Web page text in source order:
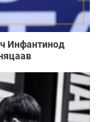
Инфантинод